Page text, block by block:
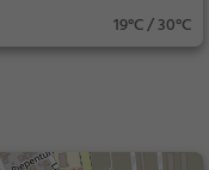
19°C / 30°C